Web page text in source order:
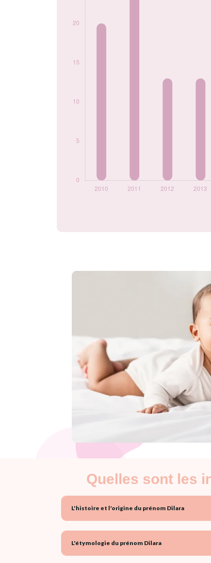
Popularité du
2021
Quelles sont les
L'histoire et l'origine du prénom Dilara
L'étymologie du prénom Dilara